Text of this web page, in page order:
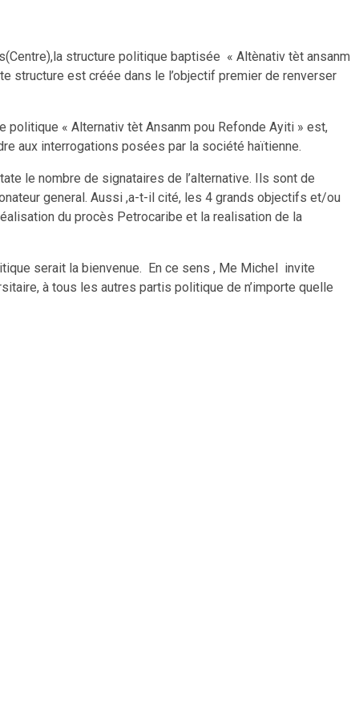
structure politique baptisée « Altènativ tèt ansanm
structure est créée dans le l’objectif premier de renverser
« Alternativ tèt Ansanm pou Refonde Ayiti » est,
aux interrogations posées par la société haïtienne.
le nombre de signataires de l’alternative. Ils sont de
general. Aussi ,a-t-il cité, les 4 grands objectifs et/ou
du procès Petrocaribe et la realisation de la
serait la bienvenue. En ce sens , Me Michel invite
à tous les autres partis politique de n’importe quelle